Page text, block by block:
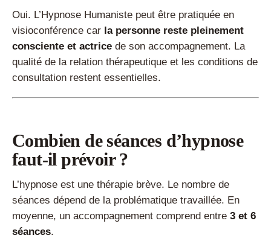
Oui. L’Hypnose Humaniste peut être pratiquée en
visioconférence car la personne reste pleinement
consciente et actrice de son accompagnement. La
qualité de la relation thérapeutique et les conditions de
consultation restent essentielles.
Combien de séances d’hypnose
faut-il prévoir ?
L’hypnose est une thérapie brève. Le nombre de
séances dépend de la problématique travaillée. En
moyenne, un accompagnement comprend entre 3 et 6
séances.